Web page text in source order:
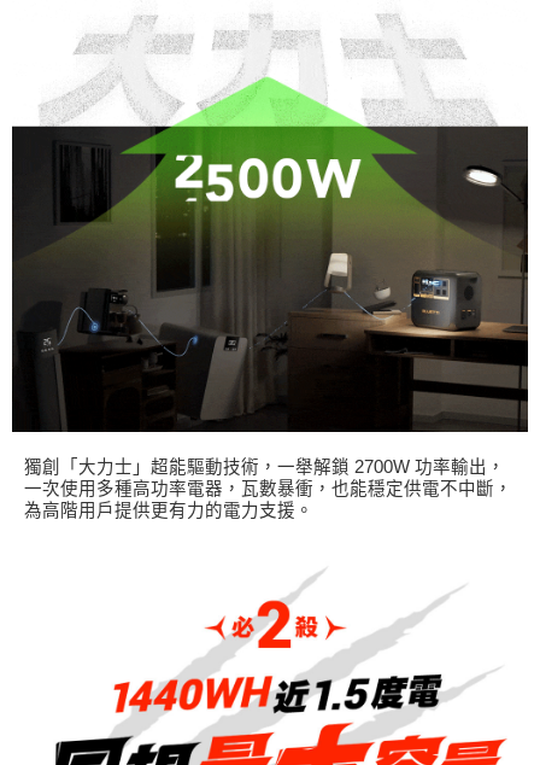
獨創「大力士」超能驅動技術，一舉解鎖 2700W 功率輸出，
一次使用多種高功率電器，瓦數暴衝，也能穩定供電不中斷，
為高階用戶提供更有力的電力支援。